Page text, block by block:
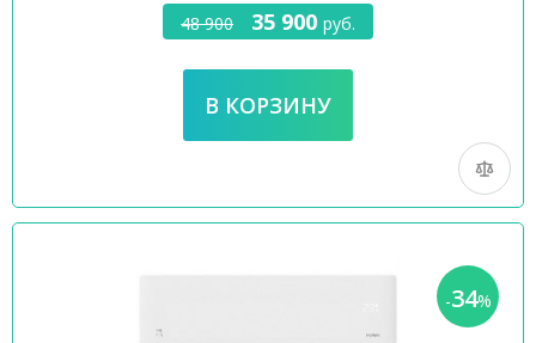
48 900 35 900 руб.
-34%